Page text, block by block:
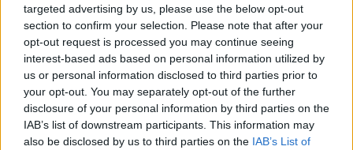
targeted advertising by us, please use the below opt-out
section to confirm your selection. Please note that after your
opt-out request is processed you may continue seeing
interest-based ads based on personal information utilized by
us or personal information disclosed to third parties prior to
your opt-out. You may separately opt-out of the further
disclosure of your personal information by third parties on the
IAB’s list of downstream participants. This information may
also be disclosed by us to third parties on the IAB’s List of
Δείτε περισσότερα άρθρα μας στα αποτελέσματα
αναζήτησης
Add stonisi.gr on Google ↗